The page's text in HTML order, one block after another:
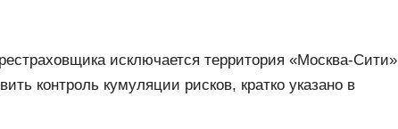
исключается территория «Москва-Сити»
контроль кумуляции рисков, кратко указано в